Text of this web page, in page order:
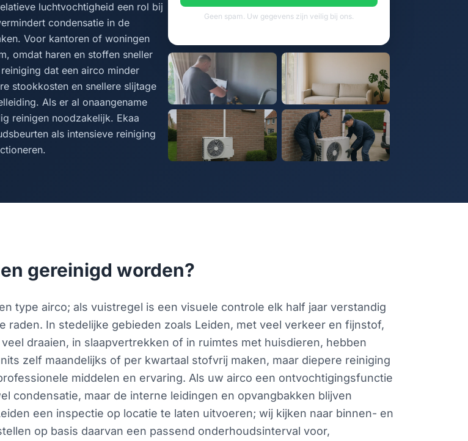
luchtvochtigheid een rol bij
condensatie in de
Voor kantoren of woningen
omdat haren en stoffen sneller
dat een airco minder
stookkosten en snellere slijtage
Als er al onaangename
reinigen noodzakelijk. Ekaa
als intensieve reiniging
Geen spam. Uw gegevens zijn veilig bij ons.
gereinigd worden?
type airco; als vuistregel is een visuele controle elk half jaar verstandig
raden. In stedelijke gebieden zoals Leiden, met veel verkeer en fijnstof,
draaien, in slaapvertrekken of in ruimtes met huisdieren, hebben
zelf maandelijks of per kwartaal stofvrij maken, maar diepere reiniging
middelen en ervaring. Als uw airco een ontvochtigingsfunctie
condensatie, maar de interne leidingen en opvangbakken blijven
een inspectie op locatie te laten uitvoeren; wij kijken naar binnen- en
op basis daarvan een passend onderhoudsinterval voor,